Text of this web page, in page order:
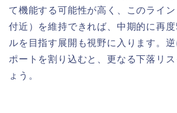
て機能する可能性が高く、このライ
付近）を維持できれば、中期的に再
ルを目指す展開も視野に入ります。
ポートを割り込むと、更なる下落リ
ょう。